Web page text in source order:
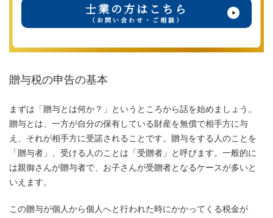
士業の方はこちら
（お問い合わせ・ご相談）
贈与税の申告の基本
まずは「贈与とは何か？」というところから話を始めましょう。
贈与とは、一方が自分の保有している財産を無償で相手方に与
え、それが相手方に受諾されることです。贈与をする人のことを
「贈与者」、受ける人のことは「受贈者」と呼びます。一般的に
は親御さんが贈与者で、お子さんが受贈者となるケースが多いと
いえます。
この贈与が個人から個人へと行われた時にかかってくる税金が